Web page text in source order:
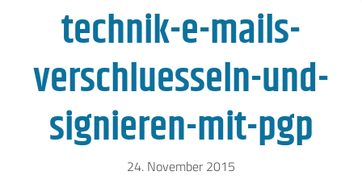
technik-e-mails-
verschluesseln-und-
signieren-mit-pgp
24. November 2015